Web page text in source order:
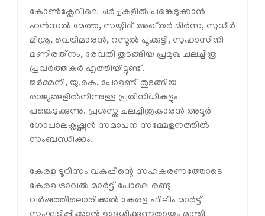
കോൺക്ലേവിലെ ചർച്ചകളിൽ പങ്കെടുക്കാൻ
ഹൻസൽ മേത്ത, സയ്യിദ് അഖ്തർ മിർസ, സുധീർ
മിശ്ര, വെട്രിമാരൻ, റസൂൽ പൂക്കുട്ടി, സുഹാസിനി
മണിരത്‌നം, രേവതി തുടങ്ങിയ പ്രമുഖ ചലച്ചിത്ര
പ്രവർത്തകർ എത്തിയിട്ടുണ്ട്.
ജർമ്മനി, യു.കെ, പോളണ്ട് തുടങ്ങിയ
രാജ്യങ്ങളിൽനിന്നുള്ള പ്രതിനിധികളും
പങ്കെടുക്കുന്നു. പ്രശസ്ത ചലച്ചിത്രകാരൻ അടൂർ
ഗോപാലകൃഷ്ണൻ സമാപന സമ്മേളനത്തിൽ
സംബന്ധിക്കും.
കേരള ടൂറിസം വകുപ്പിന്റെ സഹകരണത്തോടെ
കേരള ട്രാവൽ മാർട്ട് പോലെ രണ്ടു
വർഷത്തിലൊരിക്കൽ കേരള ഫിലിം മാർട്ട്